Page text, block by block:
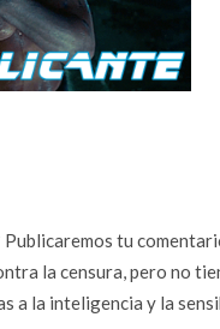
tu
la censura, pero no
la inteligencia y la